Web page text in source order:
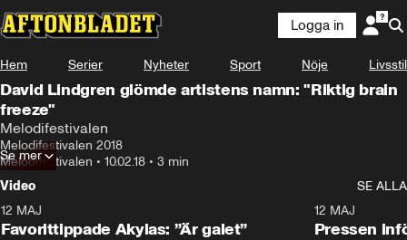
Logga in
Hem Serier Nyheter Sport Nöje Livsstil
David Lindgren glömde artistens namn: "Riktig brain
freeze"
Melodifestivalen
Melodifestivalen 2018
Melodifestivalen • 10.02.18 • 3 min
Se mer
Video
SE ALLA
12 MAJ
Favorittippade Akylas: ”Är galet”
12 MAJ
Pressen